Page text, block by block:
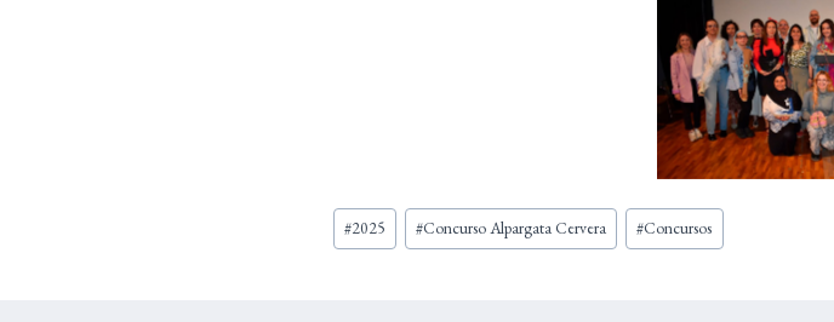
Etiquetas
de
#2025 #Concurso Alpargata Cervera #Concursos